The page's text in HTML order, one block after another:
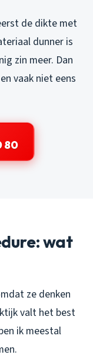
de dikte met
dunner is
zin meer. Dan
vaak niet eens
80
wat
ze denken
valt het best
ik meestal